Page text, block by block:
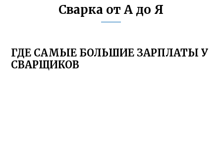
Сварка от А до Я
ГДЕ САМЫЕ БОЛЬШИЕ ЗАРПЛАТЫ У
СВАРЩИКОВ